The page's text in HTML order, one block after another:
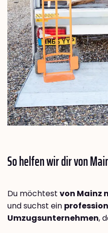
So helfen wir dir von
Du möchtest von Mainz
und suchst ein
Umzugsunternehmen,